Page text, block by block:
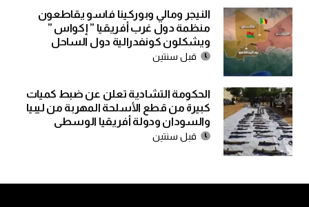
النيجر ومالي وبوركينا فاسو يقاطعون
منظمة دول غرب أفريقيا ” إكواس ”
ويشكلون كونفدرالية دول الساحل
قبل سنتين
الحكومة التشادية تعلن عن ضبط كميات
كبيرة من قطع الأسلحة المهربة من ليبيا
والسودان ودولة أفريقيا الوسطى
قبل سنتين